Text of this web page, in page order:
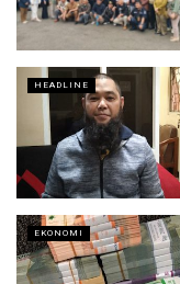
HEADLINE
EKONOMI